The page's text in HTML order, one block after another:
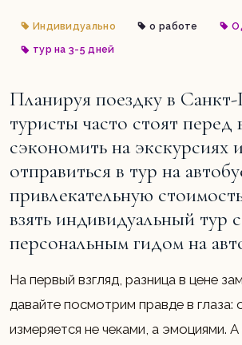
Индивидуально о работе
тур на 3-5 дней
Планируя поездку в
туристы часто стоят
сэкономить на экскурсиях
отправиться в тур на
привлекательную
взять индивидуальный тур с
персональным гидом на
На первый взгляд, разница в цене
давайте посмотрим правде в глаза:
измеряется не чеками, а эмоциями.